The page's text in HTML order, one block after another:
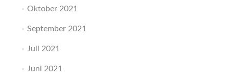
Oktober 2021
September 2021
Juli 2021
Juni 2021